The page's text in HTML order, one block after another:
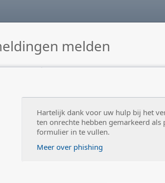
melden
Hartelijk dank voor uw hulp bij het
ten onrechte hebben gemarkeerd
formulier in te vullen.
Meer over phishing